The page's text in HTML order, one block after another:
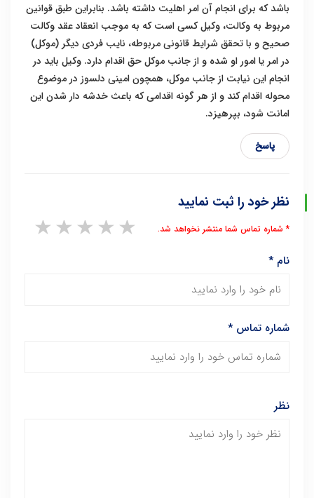
باشد که برای انجام آن امر اهلیت داشته باشد. بنابراین طبق قوانین
مربوط به وکالت، وکیل کسی است که به موجب انعقاد عقد وکالت
صحیح و با تحقق شرایط قانونی مربوطه، نایب فردی دیگر (موکل)
در امر یا امور او شده و از جانب موکل حق اقدام دارد. وکیل باید در
انجام این نیابت از جانب موکل، همچون امینی دلسوز در موضوع
محوله اقدام کند و از هر گونه اقدامی که باعث خدشه دار شدن این
امانت شود، بپرهیزد.
پاسخ
نظر خود را ثبت نمایید
5 stars
4 stars
3 stars
2 stars * شماره تماس شما منتشر نخواهد شد.
نام*
شماره تماس*
نظر